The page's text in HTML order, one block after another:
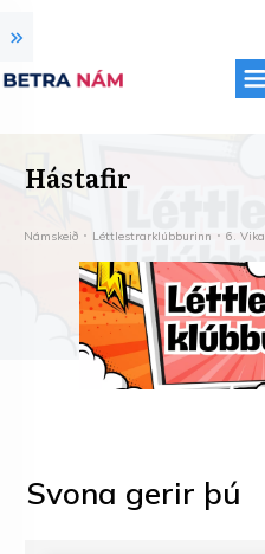
Hástafir
Námskeið Léttlestrarklúbburinn 6. Vika
Svona gerir þú